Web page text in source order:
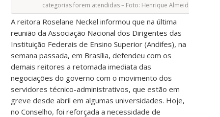
categorias forem atendidas – Foto: Henrique Almeida
A reitora Roselane Neckel informou que na última
reunião da Associação Nacional dos Dirigentes das
Instituição Federais de Ensino Superior (Andifes), na
semana passada, em Brasília, defendeu com os
demais reitores a retomada imediata das
negociações do governo com o movimento dos
servidores técnico-administrativos, que estão em
greve desde abril em algumas universidades. Hoje,
no Conselho, foi reforçada a necessidade de